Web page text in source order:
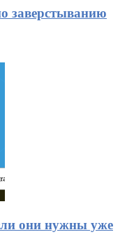
заверстыванию
они нужны уже